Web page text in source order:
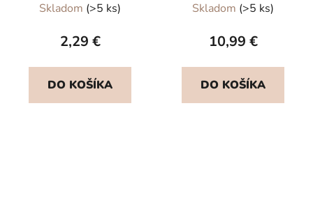
Skladom (>5 ks)
2,29 €
DO KOŠÍKA
Skladom (>5 ks)
10,99 €
DO KOŠÍKA